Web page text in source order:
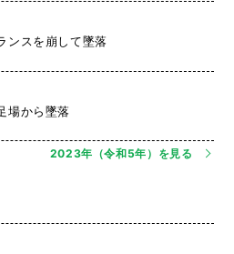
ンスを崩して墜落
場から墜落
2023年（令和5年）を見る